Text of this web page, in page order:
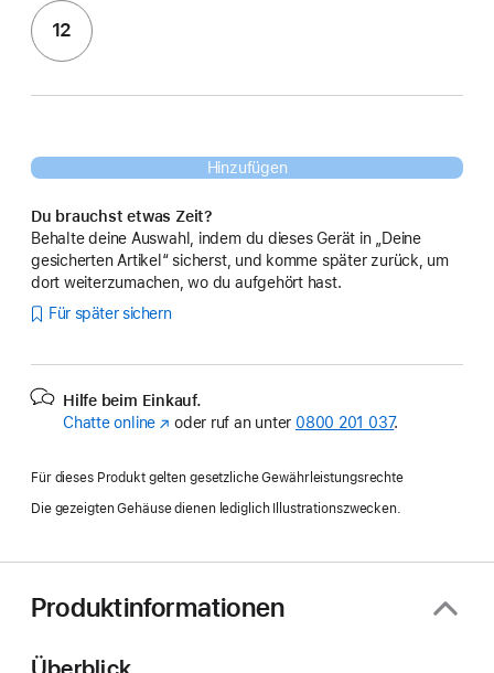
12
Hinzufügen
Du brauchst etwas Zeit?
Behalte deine Auswahl, indem du dieses Gerät in „Deine
gesicherten Artikel“ sicherst, und komme später zurück, um
dort weiterzumachen, wo du aufgehört hast.
Für später sichern
Hilfe beim Einkauf.
Chatte online (Öffnet
Fenster)
oder ruf an unter 0800 201 037.
Für dieses Produkt gelten gesetzliche Gewährleistungsrechte
Die gezeigten Gehäuse dienen lediglich Illustrationszwecken.
Produktinformationen